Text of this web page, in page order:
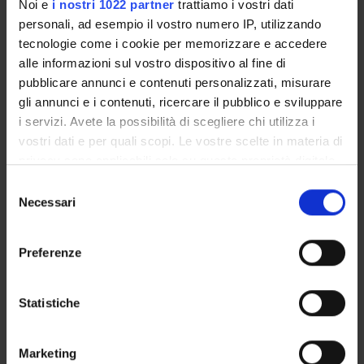
Noi e i nostri 1022 partner trattiamo i vostri dati
personali, ad esempio il vostro numero IP, utilizzando
tecnologie come i cookie per memorizzare e accedere
alle informazioni sul vostro dispositivo al fine di
pubblicare annunci e contenuti personalizzati, misurare
gli annunci e i contenuti, ricercare il pubblico e sviluppare
i servizi. Avete la possibilità di scegliere chi utilizza i
vostri dati e per quali scopi. Le vostre scelte in materia di
modificare o revocare il proprio consenso in qualsiasi
momento dalla Dichiarazione sui cookie o facendo clic
raccogliere informazioni sulla tua posizione
geografica, con un'approssimazione di qualche
Identificare il tuo dispositivo, scansionandolo
delNecessari
Preferenze
Statistiche
Marketing
Gastroenterology & Hepatology
Health Care Sciences & Services
Infectious Diseases
Medical Laboratory Technology
Medicine
Microbiology
Pharmacology & Pharmacy
DOTTORATI DI RICERCA